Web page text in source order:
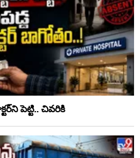
పెట్టి.. చివరికి